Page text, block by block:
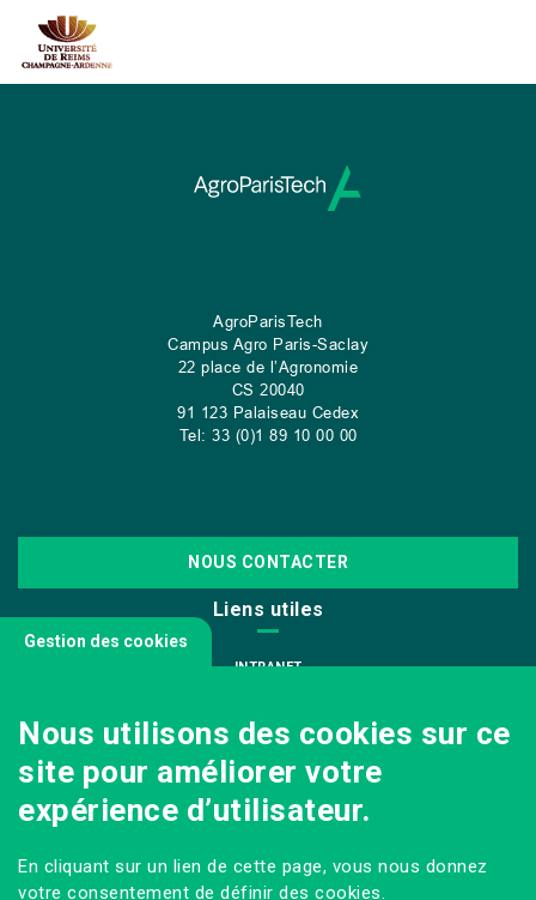
AgroParisTech
Campus Agro Paris-Saclay
22 place de l’Agronomie
CS 20040
91 123 Palaiseau Cedex
Tel: 33 (0)1 89 10 00 00
NOUS CONTACTER
Liens utiles
INTRANET
INFODOC
PÔLE IMAGE
PRESSE
Sur les réseaux
Gestion des cookies
Nous utilisons des cookies sur ce
site pour améliorer votre
expérience d’utilisateur.
En cliquant sur un lien de cette page, vous nous donnez
votre consentement de définir des cookies.